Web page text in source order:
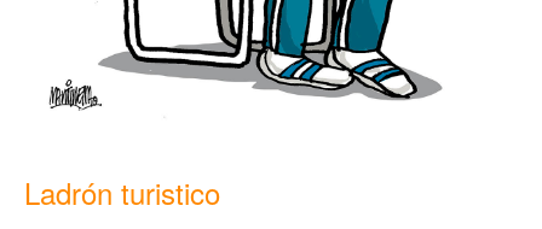
Ladrón turistico